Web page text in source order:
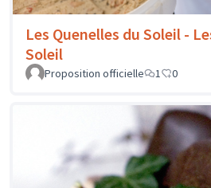
Les Quenelles du Soleil -
Soleil
Proposition officielle 1 0